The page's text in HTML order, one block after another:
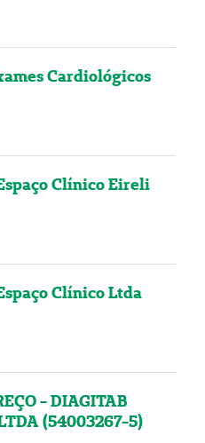
Cardiológicos
Clínico Eireli
Clínico Ltda
- DIAGITAB
(54003267-5)